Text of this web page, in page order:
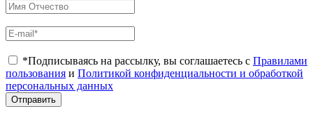
*Подписываясь на рассылку, вы соглашаетесь с Правилами
пользования и Политикой конфиденциальности и обработкой
персональных данных
Отправить